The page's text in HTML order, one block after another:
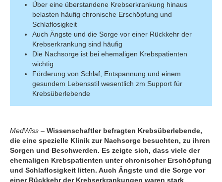
Über eine überstandene Krebserkrankung hinaus
belasten häufig chronische Erschöpfung und
Schlaflosigkeit
Auch Ängste und die Sorge vor einer Rückkehr der
Krebserkrankung sind häufig
Die Nachsorge ist bei ehemaligen Krebspatienten
wichtig
Förderung von Schlaf, Entspannung und einem
gesundem Lebensstil wesentlich zm Support für
Krebsüberlebende
MedWiss – Wissenschaftler befragten Krebsüberlebende,
die eine spezielle Klinik zur Nachsorge besuchten, zu ihren
Sorgen und Beschwerden. Es zeigte sich, dass viele der
ehemaligen Krebspatienten unter chronischer Erschöpfung
und Schlaflosigkeit litten. Auch Ängste und die Sorge vor
einer Rückkehr der Krebserkrankungen waren stark